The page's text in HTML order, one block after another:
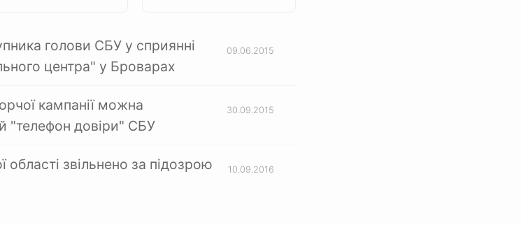
голови СБУ у сприянні
центра" у Броварах
09.06.2015
кампанії можна
"телефон довіри" СБУ
30.09.2015
області звільнено за підозрою
10.09.2016